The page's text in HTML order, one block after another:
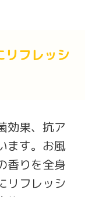
リフレッシ
効果、抗ア
ます。お風
香りを全身
リフレッシ